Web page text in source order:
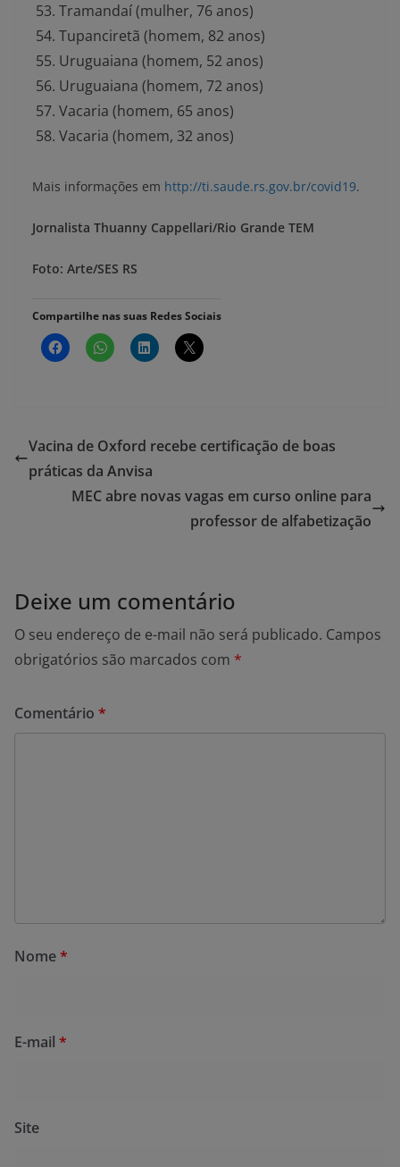
Tramandaí (mulher, 76 anos)
Tupanciretã (homem, 82 anos)
Uruguaiana (homem, 52 anos)
Uruguaiana (homem, 72 anos)
Vacaria (homem, 65 anos)
Vacaria (homem, 32 anos)
Mais informações em http://ti.saude.rs.gov.br/covid19.
Jornalista Thuanny Cappellari/Rio Grande TEM
Foto: Arte/SES RS
Compartilhe nas suas Redes Sociais
Vacina de Oxford recebe certificação de boas
práticas da Anvisa
MEC abre novas vagas em curso online para
professor de alfabetização
Deixe um comentário
O seu endereço de e-mail não será publicado. Campos
obrigatórios são marcados com *
Comentário *
Nome*
E-mail *
Site